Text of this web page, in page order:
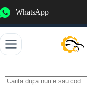
la
WhatsApp